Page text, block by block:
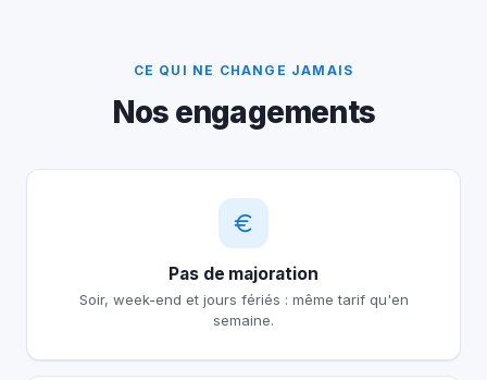
CE QUI NE CHANGE JAMAIS
Nos engagements
Pas de majoration
Soir, week-end et jours fériés : même tarif qu'en
semaine.